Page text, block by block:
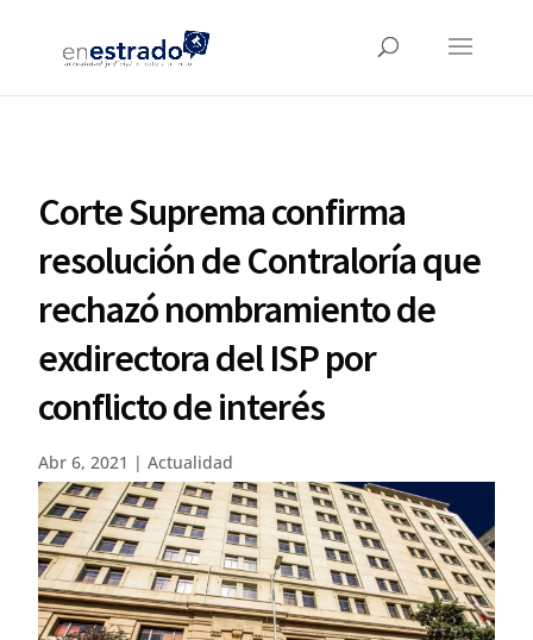
Corte Suprema confirma
resolución de Contraloría que
rechazó nombramiento de
exdirectora del ISP por
conflicto de interés
Abr 6, 2021 |Actualidad